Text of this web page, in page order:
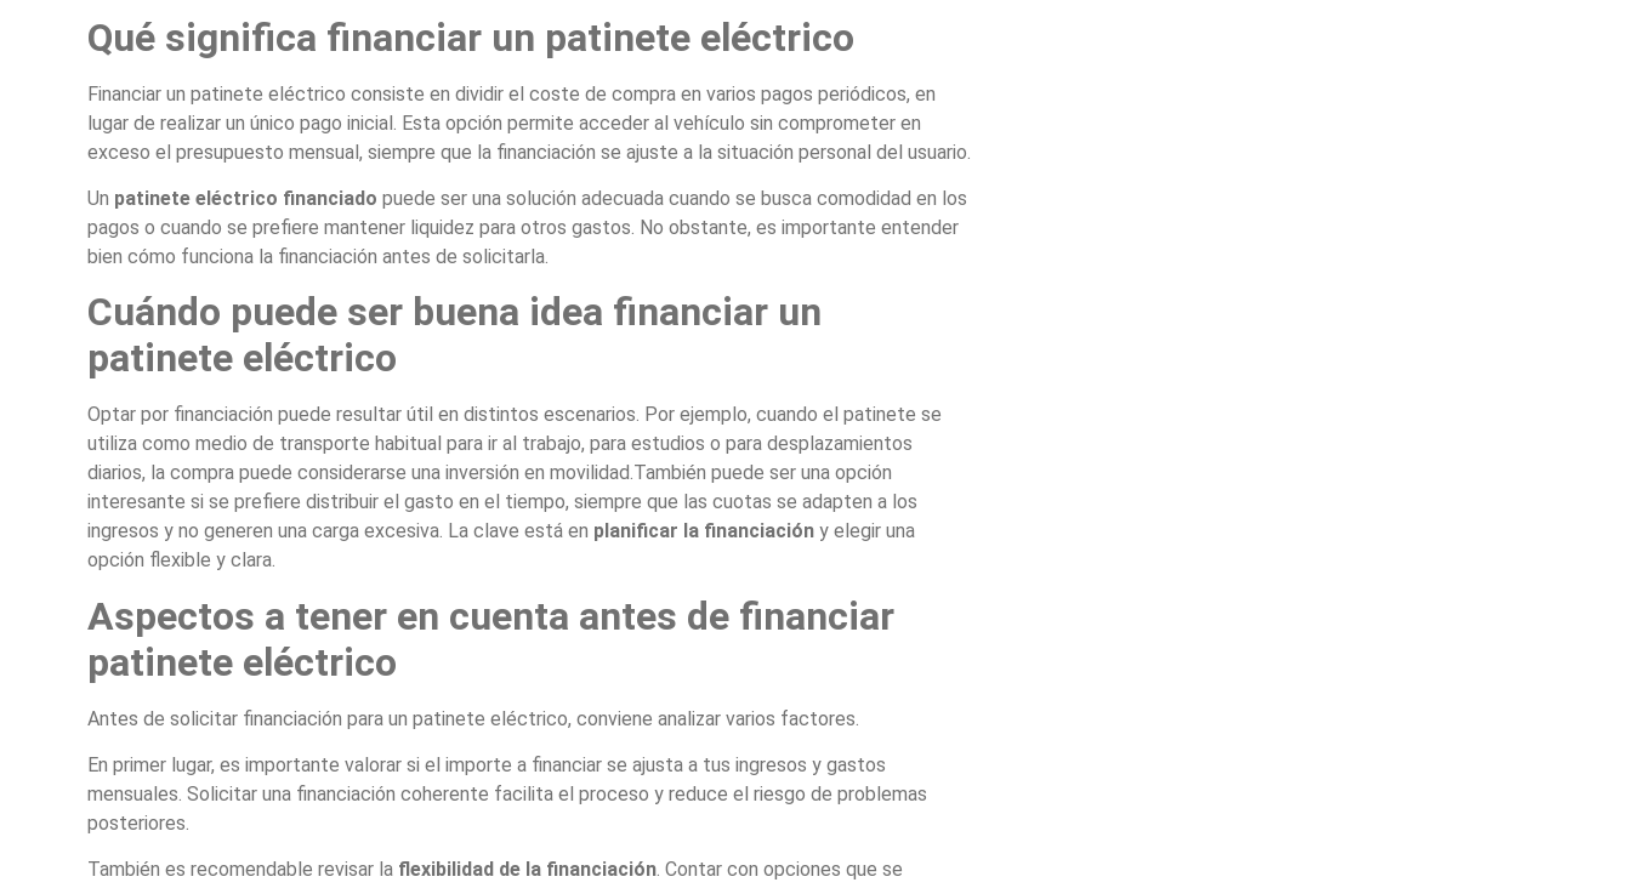
Qué significa financiar un patinete eléctrico
Financiar un patinete eléctrico consiste en dividir el coste de compra en varios pagos periódicos, en
lugar de realizar un único pago inicial. Esta opción permite acceder al vehículo sin comprometer en
exceso el presupuesto mensual, siempre que la financiación se ajuste a la situación personal del usuario.
Un patinete eléctrico financiado puede ser una solución adecuada cuando se busca comodidad en los
pagos o cuando se prefiere mantener liquidez para otros gastos. No obstante, es importante entender
bien cómo funciona la financiación antes de solicitarla.
Cuándo puede ser buena idea financiar un
patinete eléctrico
Optar por financiación puede resultar útil en distintos escenarios. Por ejemplo, cuando el patinete se
utiliza como medio de transporte habitual para ir al trabajo, para estudios o para desplazamientos
diarios, la compra puede considerarse una inversión en movilidad.También puede ser una opción
interesante si se prefiere distribuir el gasto en el tiempo, siempre que las cuotas se adapten a los
ingresos y no generen una carga excesiva. La clave está en planificar la financiación y elegir una
opción flexible y clara.
Aspectos a tener en cuenta antes de financiar
patinete eléctrico
Antes de solicitar financiación para un patinete eléctrico, conviene analizar varios factores.
En primer lugar, es importante valorar si el importe a financiar se ajusta a tus ingresos y gastos
mensuales. Solicitar una financiación coherente facilita el proceso y reduce el riesgo de problemas
posteriores.
También es recomendable revisar la flexibilidad de la financiación. Contar con opciones que se